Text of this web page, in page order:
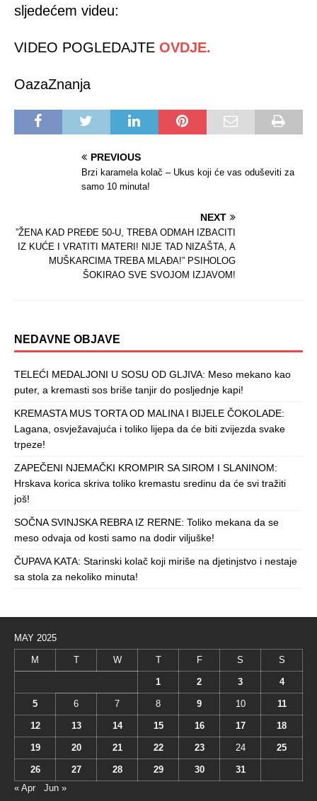
sljedećem videu:
VIDEO POGLEDAJTE OVDJE.
OazaZnanja
PREVIOUS
Brzi karamela kolač – Ukus koji će vas oduševiti za
samo 10 minuta!
NEXT
”ŽENA KAD PREĐE 50-U, TREBA ODMAH IZBACITI
IZ KUĆE I VRATITI MATERI! NIJE TAD NIZAŠTA, A
MUŠKARCIMA TREBA MLAĐA!” PSIHOLOG
ŠOKIRAO SVE SVOJOM IZJAVOM!
NEDAVNE OBJAVE
TELEĆI MEDALJONI U SOSU OD GLJIVA: Meso mekano kao
puter, a kremasti sos briše tanjir do posljednje kapi!
KREMASTA MUS TORTA OD MALINA I BIJELE ČOKOLADE:
Lagana, osvježavajuća i toliko lijepa da će biti zvijezda svake
trpeze!
ZAPEČENI NJEMAČKI KROMPIR SA SIROM I SLANINOM:
Hrskava korica skriva toliko kremastu sredinu da će svi tražiti
još!
SOČNA SVINJSKA REBRA IZ RERNE: Toliko mekana da se
meso odvaja od kosti samo na dodir viljuške!
ČUPAVA KATA: Starinski kolač koji miriše na djetinjstvo i nestaje
sa stola za nekoliko minuta!
MAY 2025
M T W T F S S
1 2 3 4
5 6 7 8 9 10 11
12 13 14 15 16 17 18
19 20 21 22 23 24 25
26 27 28 29 30
31
« Apr
Jun »